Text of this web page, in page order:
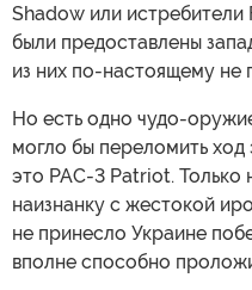
Shadow или истребители
были предоставлены
из них по-настоящему не
Но есть одно чудо-
могло бы переломить
это PAC-3 Patriot. Только
наизнанку с жестокой
не принесло Украине
вполне способно